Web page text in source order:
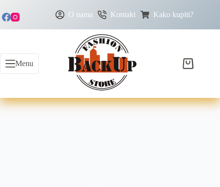
O nama Kontakt Kako kupiti?
Menu